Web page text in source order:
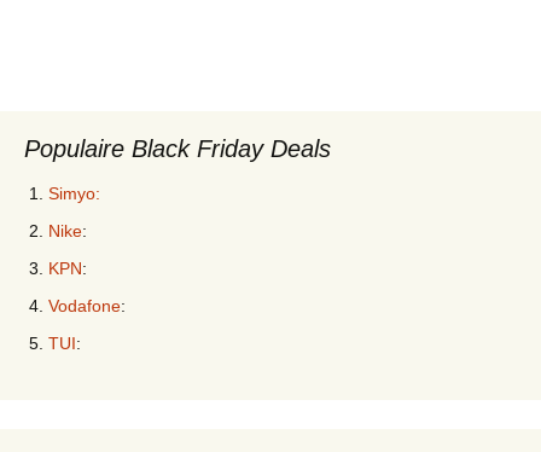
Populaire Black Friday Deals
Simyo:
Nike:
KPN:
Vodafone:
TUI: